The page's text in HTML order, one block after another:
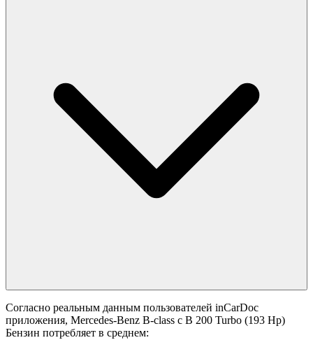
Согласно реальным данным пользователей inCarDoc
приложения, Mercedes-Benz B-class с B 200 Turbo (193 Hp)
Бензин потребляет в среднем: